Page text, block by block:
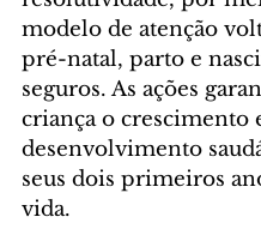
modelo de atenção
pré-natal, parto e
seguros. As ações
criança o crescimento
desenvolvimento
seus dois primeiros
vida.